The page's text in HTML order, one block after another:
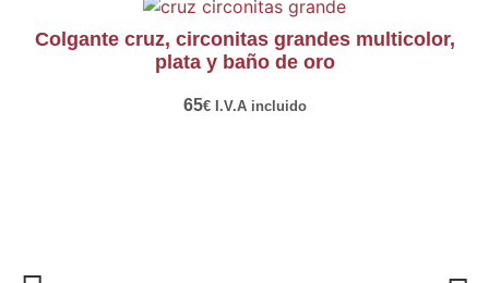
colgante cruz, circonitas grandes multicolor,
plata y baño de oro
65€ I.V.A incluido